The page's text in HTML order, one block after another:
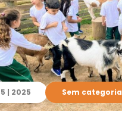
| 2025 Sem categoria